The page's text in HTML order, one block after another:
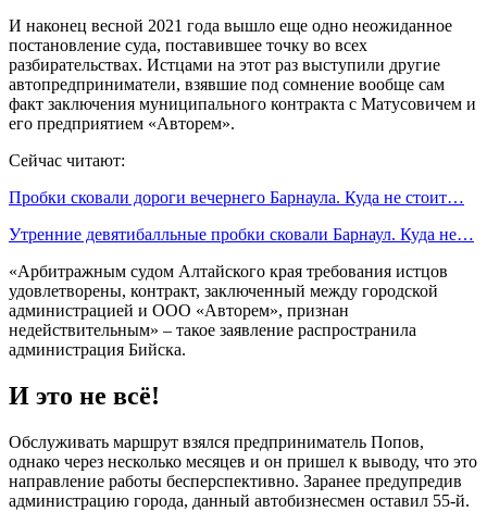
И наконец весной 2021 года вышло еще одно неожиданное
постановление суда, поставившее точку во всех
разбирательствах. Истцами на этот раз выступили другие
автопредприниматели, взявшие под сомнение вообще сам
факт заключения муниципального контракта с Матусовичем и
его предприятием «Авторем».
Сейчас читают:
Пробки сковали дороги вечернего Барнаула. Куда не стоит…
Утренние девятибалльные пробки сковали Барнаул. Куда не…
«Арбитражным судом Алтайского края требования истцов
удовлетворены, контракт, заключенный между городской
администрацией и ООО «Авторем», признан
недействительным» – такое заявление распространила
администрация Бийска.
И это не всё!
Обслуживать маршрут взялся предприниматель Попов,
однако через несколько месяцев и он пришел к выводу, что это
направление работы бесперспективно. Заранее предупредив
администрацию города, данный автобизнесмен оставил 55-й.